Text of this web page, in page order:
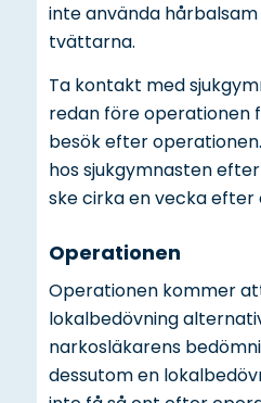
inte använda
tvättarna.
Ta kontakt med
redan före operationen
besök efter
hos sjukgymnasten
ske cirka en vecka efter
Operationen
Operationen kommer
lokalbedövning
narkosläkarens
dessutom en